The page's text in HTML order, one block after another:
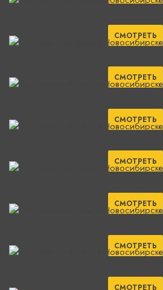
СМОТРЕТЬ
СМОТРЕТЬ
СМОТРЕТЬ
СМОТРЕТЬ
СМОТРЕТЬ
СМОТРЕТЬ
СМОТРЕТЬ